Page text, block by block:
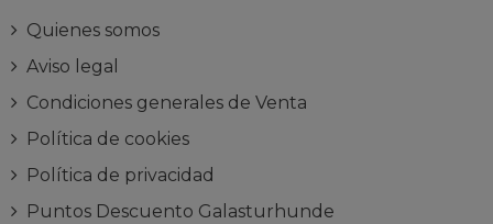
Quienes somos
Aviso legal
Condiciones generales de Venta
Política de cookies
Política de privacidad
Puntos Descuento Galasturhunde